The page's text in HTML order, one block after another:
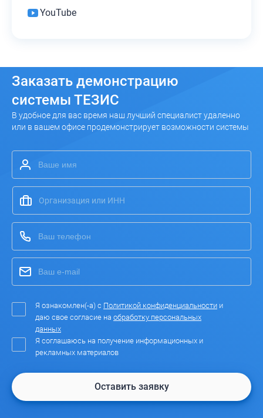
YouTube
Заказать демонстрацию
системы ТЕЗИС
В удобное для вас время наш лучший специалист удаленно
или в вашем офисе продемонстрирует возможности системы
Я ознакомлен(-а) с Политикой конфиденциальности и
даю свое согласие на обработку персональных
данных
Я соглашаюсь на получение информационных и
рекламных материалов
Оставить заявку